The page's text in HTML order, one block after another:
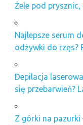
Żele pod
Najlepsze serum
odżywki do rzęs?
Depilacja
się przebarwień?
Z górki na